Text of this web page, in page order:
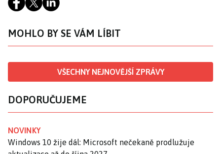
MOHLO BY SE VÁM LÍBIT
VŠECHNY NEJNOVĚJŠÍ ZPRÁVY
DOPORUČUJEME
NOVINKY
Windows 10 žije dál: Microsoft nečekaně prodlužuje